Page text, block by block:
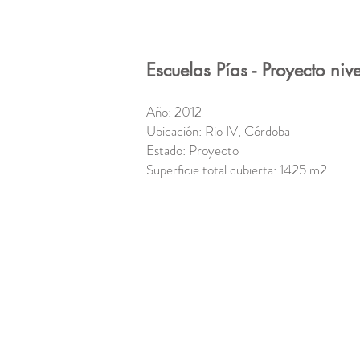
Escuelas Pías - Proyecto
Año: 2012
Ubicación: Rio IV, Córdoba
Estado: Proyecto
Superficie total cubierta: 1425 m2